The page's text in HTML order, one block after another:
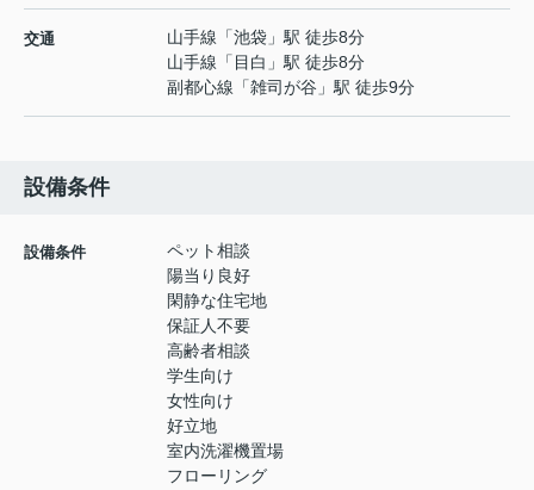
交通 山手線 「池袋 」駅 徒歩8分
山手線 「 目白 」駅 徒歩8分
副都心線 「雑司が谷 」駅 徒歩9分
設備条件
設備条件
ペット相談
陽当り良好
閑静な住宅地
保証人不要
高齢者相談
学生向け
女性向け
好立地
室内洗濯機置場
フローリング